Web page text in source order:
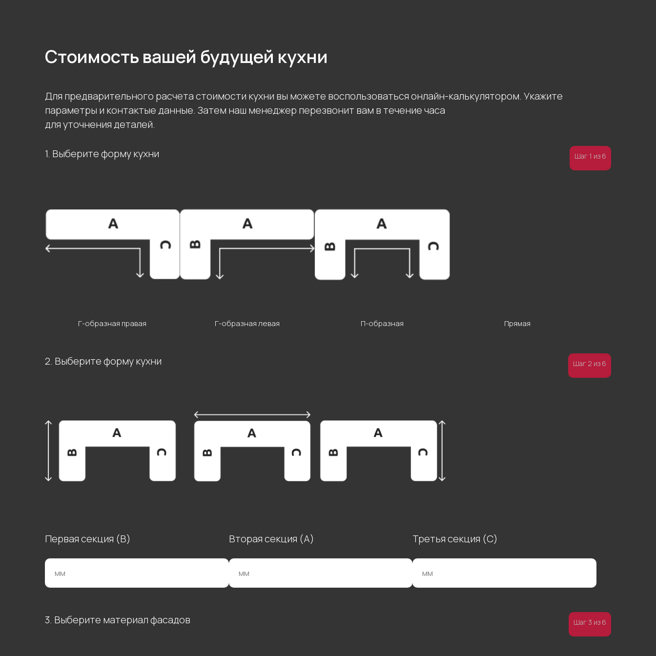
Стоимость вашей будущей кухни
Для предварительного расчета стоимости кухни вы можете воспользоваться онлайн-калькулятором. Укажите
параметры и контактые данные. Затем наш менеджер перезвонит вам в течение часа
для уточнения деталей.
1. Выберите форму кухни Шаг 1 из 6
Г-образная правая Г-образная левая П-образная Прямая
2. Выберите форму кухни Шаг 2 из 6
Первая секция (В) Вторая секция (А) Третья секция (С)
3. Выберите материал фасадов Шаг 3 из 6